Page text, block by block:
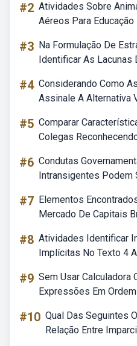
#2 Atividades Sobre
Aéreos Para
#3 Na Formulação De
Identificar As Lacunas
#4 Considerando Como
Assinale A Alternativa
#5 Comparar
Colegas
#6 Condutas
Intransigentes Podem
#7 Elementos
Mercado De Capitais
#8 Atividades Identificar
Implícitas No Texto 4
#9 Sem Usar Calculadora
Expressões Em
#10 Qual Das Seguintes
Relação Entre